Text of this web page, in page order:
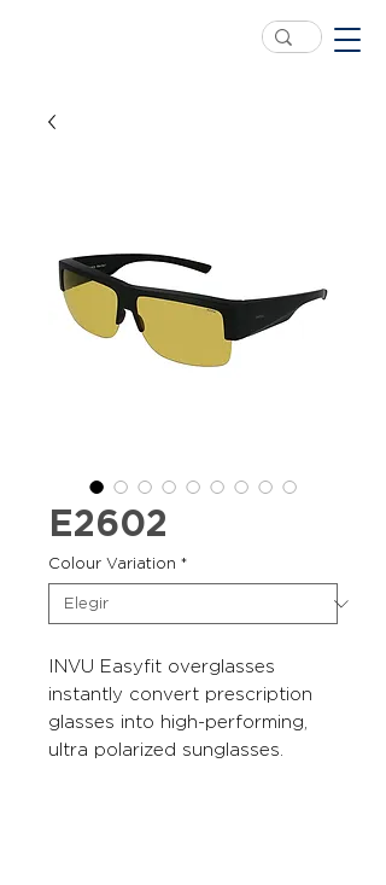
E2602
Colour Variation *
INVU Easyfit overglasses
instantly convert prescription
glasses into high-performing,
ultra polarized sunglasses.